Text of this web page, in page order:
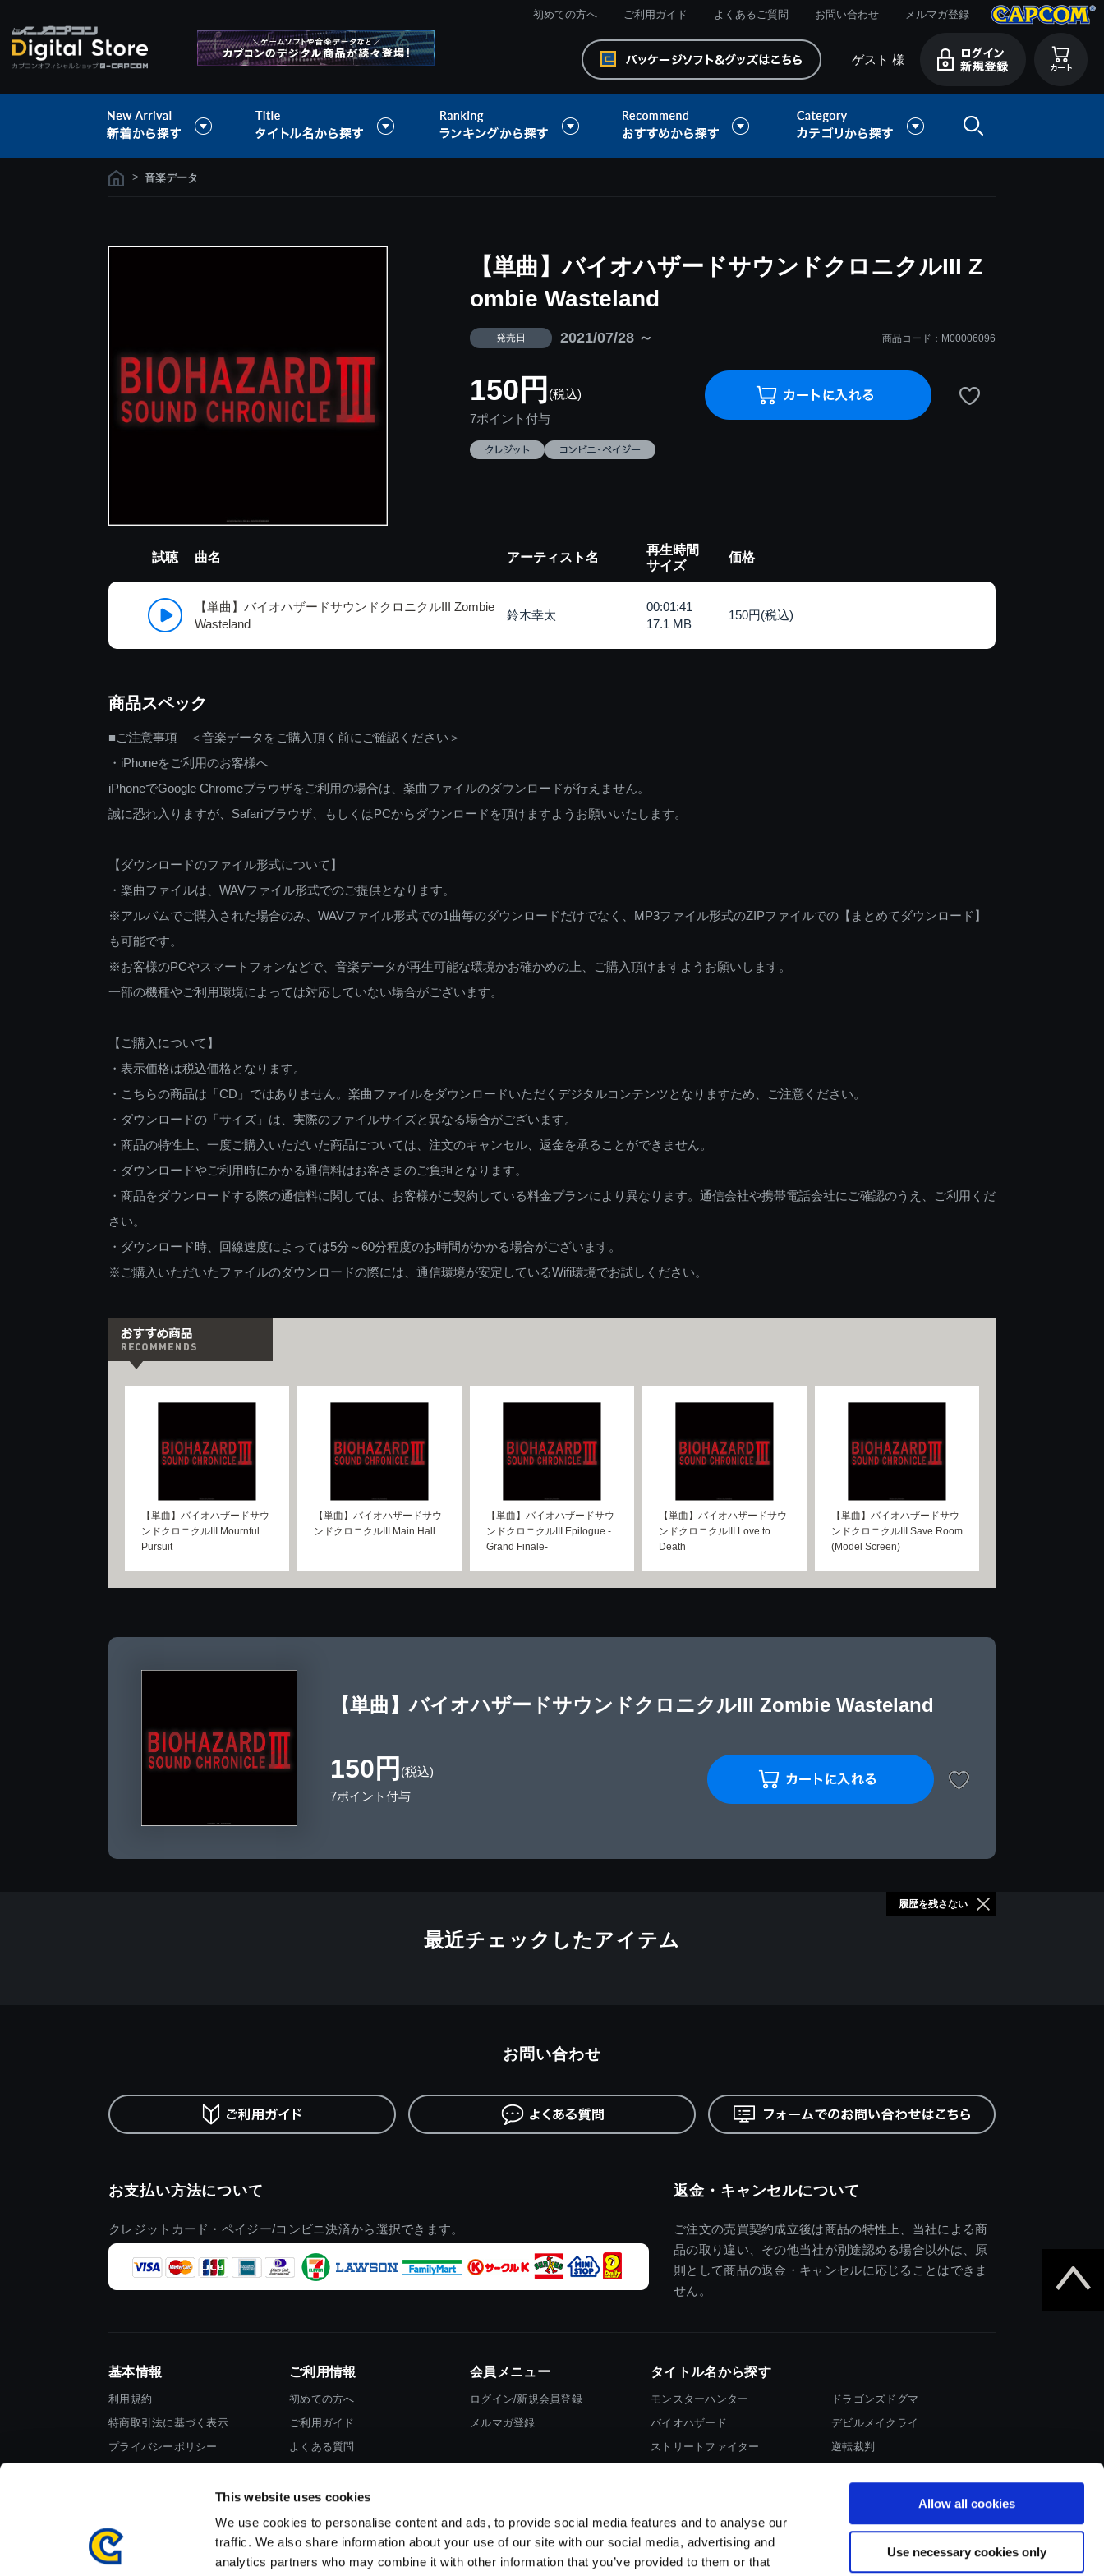
This website uses cookies
We use cookies to personalise content and ads, to provide social media features and to analyse our
traffic. We also share information about your use of our site with our social media, advertising and
analytics partners who may combine it with other information that you’ve provided to them or that
Allow all cookies
Use necessary cookies only
初めての方へ ご利用ガイド よくあるご質問 お問い合わせ メルマガ登録
ゲスト 様
> 音楽データ
【単曲】バイオハザードサウンドクロニクルIII Z
ombie Wasteland
発売日 2021/07/28 ～ 商品コード：M00006096
150円 (税込)
7ポイント付与
試聴 曲名 アーティスト名
再生時間
サイズ
価格
【単曲】バイオハザードサウンドクロニクルIII Zombie
Wasteland
鈴木幸太
00:01:41
17.1 MB
150円(税込)
商品スペック
■ご注意事項 ＜音楽データをご購入頂く前にご確認ください＞
・iPhoneをご利用のお客様へ
iPhoneでGoogle Chromeブラウザをご利用の場合は、楽曲ファイルのダウンロードが行えません。
誠に恐れ入りますが、Safariブラウザ、もしくはPCからダウンロードを頂けますようお願いいたします。
【ダウンロードのファイル形式について】
・楽曲ファイルは、WAVファイル形式でのご提供となります。
※アルバムでご購入された場合のみ、WAVファイル形式での1曲毎のダウンロードだけでなく、MP3ファイル形式のZIPファイルでの【まとめてダウンロード】
も可能です。
※お客様のPCやスマートフォンなどで、音楽データが再生可能な環境かお確かめの上、ご購入頂けますようお願いします。
一部の機種やご利用環境によっては対応していない場合がございます。
【ご購入について】
・表示価格は税込価格となります。
・こちらの商品は「CD」ではありません。楽曲ファイルをダウンロードいただくデジタルコンテンツとなりますため、ご注意ください。
・ダウンロードの「サイズ」は、実際のファイルサイズと異なる場合がございます。
・商品の特性上、一度ご購入いただいた商品については、注文のキャンセル、返金を承ることができません。
・ダウンロードやご利用時にかかる通信料はお客さまのご負担となります。
・商品をダウンロードする際の通信料に関しては、お客様がご契約している料金プランにより異なります。通信会社や携帯電話会社にご確認のうえ、ご利用くだ
さい。
・ダウンロード時、回線速度によっては5分～60分程度のお時間がかかる場合がございます。
※ご購入いただいたファイルのダウンロードの際には、通信環境が安定しているWifi環境でお試しください。
【単曲】バイオハザードサウ
ンドクロニクルIII Mournful
Pursuit
【単曲】バイオハザードサウ
ンドクロニクルIII Main Hall
【単曲】バイオハザードサウ
ンドクロニクルIII Epilogue -
Grand Finale-
【単曲】バイオハザードサウ
ンドクロニクルIII Love to
Death
【単曲】バイオハザードサウ
ンドクロニクルIII Save Room
(Model Screen)
【単曲】バイオハザードサウンドクロニクルIII Zombie Wasteland
150円 (税込)
7ポイント付与
最近チェックしたアイテム
履歴を残さない
お支払い方法について
クレジットカード・ペイジー/コンビニ決済から選択できます。
返金・キャンセルについて
ご注文の売買契約成立後は商品の特性上、当社による商
品の取り違い、その他当社が別途認める場合以外は、原
則として商品の返金・キャンセルに応じることはできま
せん。
お問い合わせ
基本情報
利用規約
特商取引法に基づく表示
プライバシーポリシー
ご利用情報
初めての方へ
ご利用ガイド
よくある質問
会員メニュー
ログイン/新規会員登録
メルマガ登録
タイトル名から探す
モンスターハンター
バイオハザード
ストリートファイター
ドラゴンズドグマ
デビルメイクライ
逆転裁判